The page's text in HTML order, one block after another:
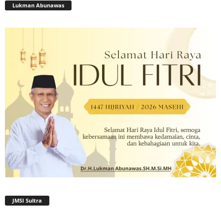
Lukman Abunawas
JMSI Sultra